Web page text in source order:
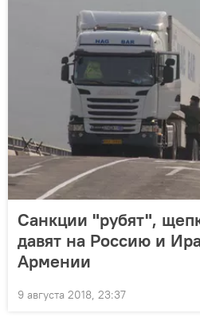
Санкции "рубят",
давят на Россию и
Армении
9 августа 2018, 23:37